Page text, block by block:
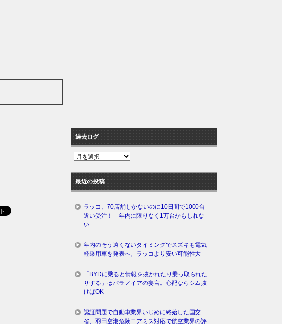
過去ログ
過
ロ
グ
最近の投稿
ラッコ、70店舗しかないのに10日間で1000台
近い受注！ 年内に限りなく1万台かもしれな
い
年内のそう遠くないタイミングでスズキも電気
軽乗用車を発表へ。ラッコより安い可能性大
「BYDに乗ると情報を抜かれたり乗っ取られた
りする」はパラノイアの妄言。心配ならシム抜
けばOK
認証問題で自動車業界いじめに終始した国交
省、羽田空港危険ニアミス対応で航空業界の評